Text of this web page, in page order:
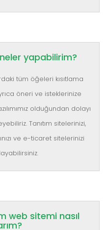
yapabilirim?
tüm öğeleri kısıtlama
öneri ve isteklerinize
olduğundan dolayı
Tanıtım sitelerinizi,
ve e-ticaret sitelerinizi
web sitemi nasıl